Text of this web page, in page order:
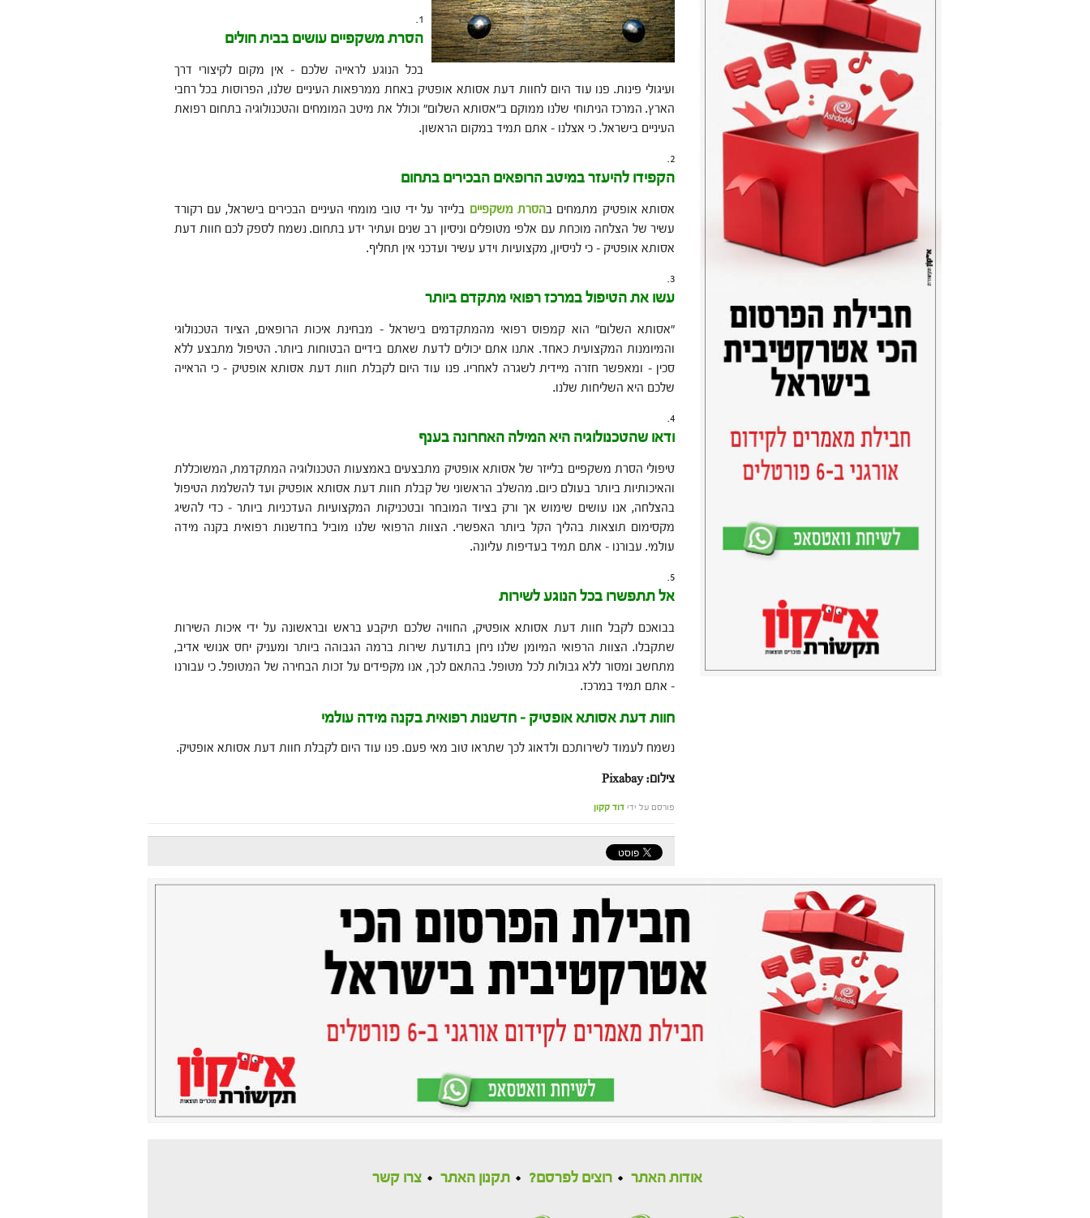
הסרת משקפיים עושים בבית חולים
בכל הנוגע לראייה שלכם – אין מקום לקיצורי דרך
ועיגולי פינות. פנו עוד היום לחוות דעת אסותא אופטיק באחת ממרפאות העיניים שלנו, הפרוסות בכל רחבי
הארץ. המרכז הניתוחי שלנו ממוקם ב"אסותא השלום" וכולל את מיטב המומחים והטכנולוגיה בתחום רפואת
העיניים בישראל. כי אצלנו – אתם תמיד במקום הראשון.
הקפידו להיעזר במיטב הרופאים הבכירים בתחום
אסותא אופטיק מתמחים בהסרת משקפיים בלייזר על ידי טובי מומחי העיניים הבכירים בישראל, עם רקורד
עשיר של הצלחה מוכחת עם אלפי מטופלים וניסיון רב שנים ועתיר ידע בתחום. נשמח לספק לכם חוות דעת
אסותא אופטיק – כי לניסיון, מקצועיות וידע עשיר ועדכני אין תחליף.
עשו את הטיפול במרכז רפואי מתקדם ביותר
"אסותא השלום" הוא קמפוס רפואי מהמתקדמים בישראל – מבחינת איכות הרופאים, הציוד הטכנולוגי
והמיומנות המקצועית כאחד. אתנו אתם יכולים לדעת שאתם בידיים הבטוחות ביותר. הטיפול מתבצע ללא
סכין – ומאפשר חזרה מיידית לשגרה לאחריו. פנו עוד היום לקבלת חוות דעת אסותא אופטיק – כי הראייה
שלכם היא השליחות שלנו.
ודאו שהטכנולוגיה היא המילה האחרונה בענף
טיפולי הסרת משקפיים בלייזר של אסותא אופטיק מתבצעים באמצעות הטכנולוגיה המתקדמת, המשוכללת
והאיכותיות ביותר בעולם כיום. מהשלב הראשוני של קבלת חוות דעת אסותא אופטיק ועד להשלמת הטיפול
בהצלחה, אנו עושים שימוש אך ורק בציוד המובחר ובטכניקות המקצועיות העדכניות ביותר – כדי להשיג
מקסימום תוצאות בהליך הקל ביותר האפשרי. הצוות הרפואי שלנו מוביל בחדשנות רפואית בקנה מידה
עולמי. עבורנו – אתם תמיד בעדיפות עליונה.
אל תתפשרו בכל הנוגע לשירות
בבואכם לקבל חוות דעת אסותא אופטיק, החוויה שלכם תיקבע בראש ובראשונה על ידי איכות השירות
שתקבלו. הצוות הרפואי המיומן שלנו ניחן בתודעת שירות ברמה הגבוהה ביותר ומעניק יחס אנושי אדיב,
מתחשב ומסור ללא גבולות לכל מטופל. בהתאם לכך, אנו מקפידים על זכות הבחירה של המטופל. כי עבורנו
– אתם תמיד במרכז.
חוות דעת אסותא אופטיק – חדשנות רפואית בקנה מידה עולמי
נשמח לעמוד לשירותכם ולדאוג לכך שתראו טוב מאי פעם. פנו עוד היום לקבלת חוות דעת אסותא אופטיק.
צילום: Pixabay
פורסם על ידי דוד קקון
אודות האתר רוצים לפרסם? תקנון האתר צרו קשר